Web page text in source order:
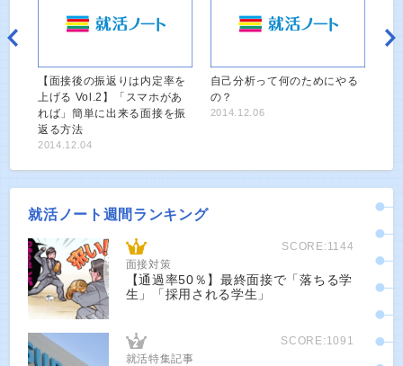
【面接後の振返りは内定率を
上げる Vol.2】「スマホがあ
れば」簡単に出来る面接を振
返る方法
2014.12.04
自己分析って何のためにやる
の？
2014.12.06
就活ノート週間ランキング
SCORE:1144
面接対策
【通過率50％】最終面接で「落ちる学
生」「採用される学生」
SCORE:1091
就活特集記事